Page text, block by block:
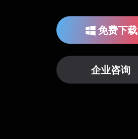
企业咨询
免费下载